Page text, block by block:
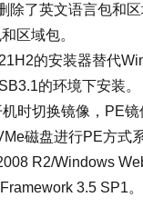
除了英文语言包和
区域包。
的安装器替代
的环境下安装。
机时切换镜像，PE镜
磁盘进行PE方式
R2/Windows
3.5 SP1。